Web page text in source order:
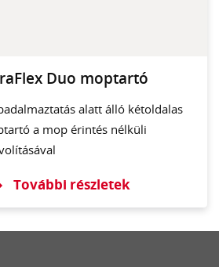
Duo moptartó
alatt álló kétoldalas
a mop érintés nélküli
További részletek